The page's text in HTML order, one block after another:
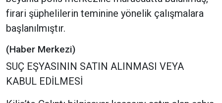
firari şüphelilerin teminine yönelik çalışmalara
başlanılmıştır.
(Haber Merkezi)
SUÇ EŞYASININ SATIN ALINMASI VEYA
KABUL EDİLMESİ